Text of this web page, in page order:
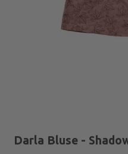
Darla Bluse -